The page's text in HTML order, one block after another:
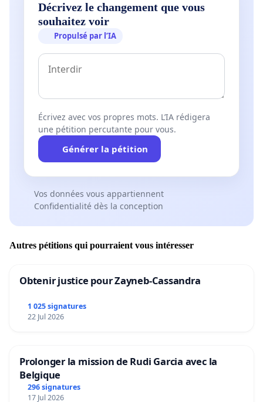
Décrivez le changement que vous
souhaitez voir
Propulsé par l’IA
Écrivez avec vos propres mots. L’IA rédigera
une pétition percutante pour vous.
Générer la pétition
Vos données vous appartiennent
Confidentialité dès la conception
Autres pétitions qui pourraient vous intéresser
Obtenir justice pour Zayneb-Cassandra
1 025 signatures
22 Jul 2026
Prolonger la mission de Rudi Garcia avec la
Belgique
296 signatures
17 Jul 2026